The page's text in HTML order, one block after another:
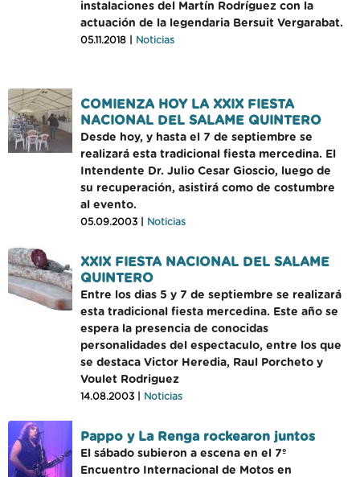
instalaciones del Martín Rodríguez con la
actuación de la legendaria Bersuit Vergarabat.
05.11.2018 | Noticias
COMIENZA HOY LA XXIX FIESTA
NACIONAL DEL SALAME QUINTERO
Desde hoy, y hasta el 7 de septiembre se
realizará esta tradicional fiesta mercedina. El
Intendente Dr. Julio Cesar Gioscio, luego de
su recuperación, asistirá como de costumbre
al evento.
05.09.2003 | Noticias
XXIX FIESTA NACIONAL DEL SALAME
QUINTERO
Entre los dias 5 y 7 de septiembre se realizará
esta tradicional fiesta mercedina. Este año se
espera la presencia de conocidas
personalidades del espectaculo, entre los que
se destaca Victor Heredia, Raul Porcheto y
Voulet Rodriguez
14.08.2003 | Noticias
Pappo y La Renga rockearon juntos
El sábado subieron a escena en el 7º
Encuentro Internacional de Motos en